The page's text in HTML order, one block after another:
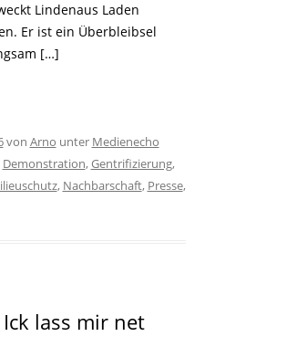
Lindenaus Laden
Er ist ein Überbleibsel
[…]
von Arno unter Medienecho
Demonstration,Gentrifizierung,
, Nachbarschaft, Presse,
lass mir net